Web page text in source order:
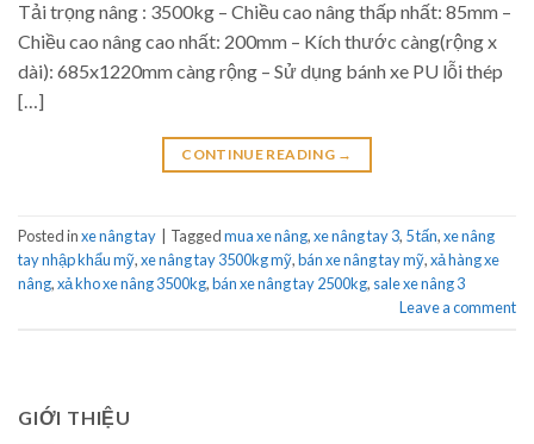
Tải trọng nâng : 3500kg – Chiều cao nâng thấp nhất: 85mm –
Chiều cao nâng cao nhất: 200mm – Kích thước càng(rộng x
dài): 685x1220mm càng rộng – Sử dụng bánh xe PU lỗi thép
[…]
CONTINUE READING →
Posted inxe nâng tay Taggedmua xe nâng,xe nâng tay 3, 5 tấn,xe nâng
tay nhập khẩu mỹ,xe nâng tay 3500kg mỹ,bán xe nâng tay mỹ,xả hàng xe
nâng,xả kho xe nâng 3500kg,bán xe nâng tay 2500kg, sale xe nâng 3
Leave a comment
GIỚI THIỆU